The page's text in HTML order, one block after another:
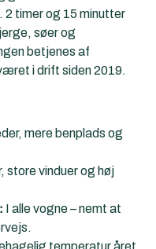
timer og 15 minutter
søer og
betjenes af
i drift siden 2019.
mere benplads og
store vinduer og høj
I alle vogne – nemt at
temperatur året